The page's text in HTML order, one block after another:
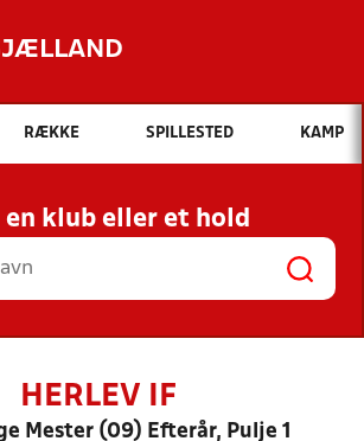
Hvad vil du søge efter?
INDHOLD OG NYHEDER
RESULTATER, KLUBBER OG
HOLD
RÆKKE SPILLESTED KAMP
en klub eller et hold
HERLEV IF
Mester (09) Efterår, Pulje 1